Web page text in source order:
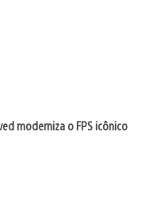
moderniza o FPS icônico